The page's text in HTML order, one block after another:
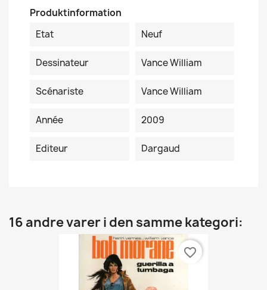
Produktinformation
Etat
Neuf
Dessinateur Vance William
Scénariste Vance William
Année 2009
Editeur Dargaud
16 andre varer i den samme kategori:
favorite_border